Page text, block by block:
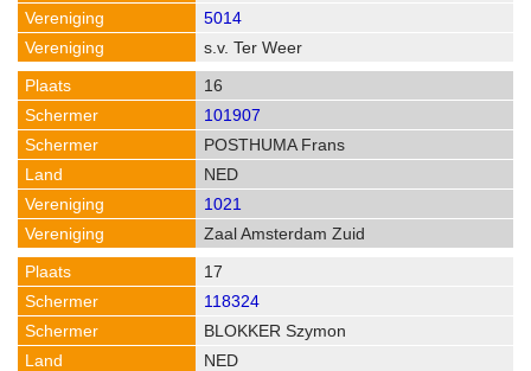
5014
s.v. Ter Weer
16
101907
POSTHUMA Frans
NED
1021
Zaal Amsterdam Zuid
17
118324
BLOKKER Szymon
NED